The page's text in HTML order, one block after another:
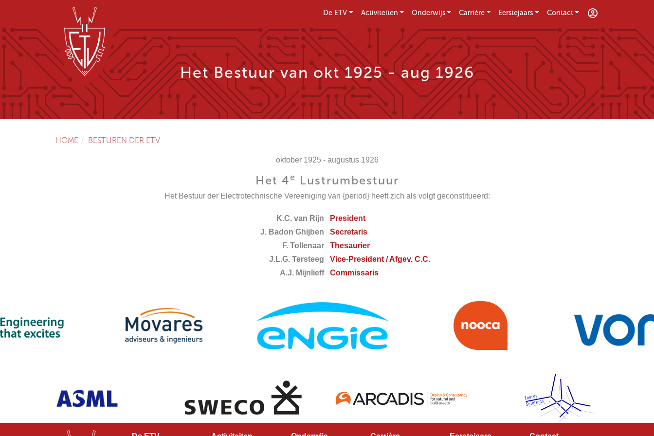
De ETV Activiteiten Onderwijs Carrière Eerstejaars Contact
Het Bestuur van okt 1925 - aug 1926
HOME BESTUREN DER ETV
oktober 1925 - augustus 1926
Het 4e Lustrumbestuur
Het Bestuur der Electrotechnische Vereeniging van {period} heeft zich als volgt geconstitueerd:
K.C. van Rijn
President
J. Badon Ghijben
Secretaris
F. Tollenaar
Thesaurier
J.L.G. Tersteeg
Vice-President / Afgev. C.C.
A.J. Mijnlieff
Commissaris